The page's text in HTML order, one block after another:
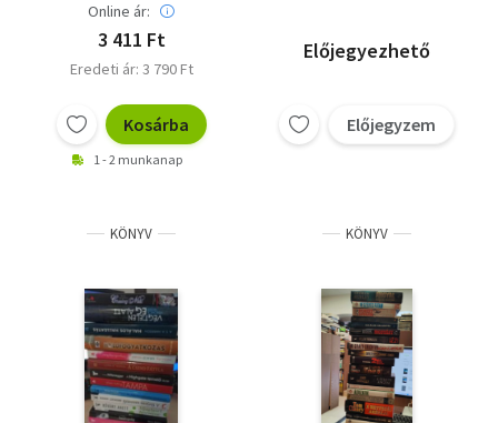
Online ár:
3 411 Ft
Eredeti ár: 3 790 Ft
Kosárba
1 - 2 munkanap
Előjegyezhető
Előjegyzem
KÖNYV KÖNYV